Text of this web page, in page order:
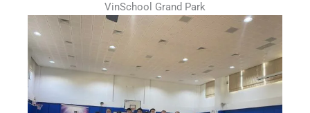
VinSchool Grand Park